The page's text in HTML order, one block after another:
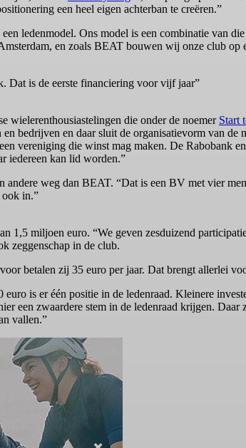
een heel eigen achterban te creëren.”
ledenmodel. Ons model is een combinatie van die
en zoals BEAT bouwen wij onze club op
Dat is de eerste financiering voor vijf jaar”
wielerenthousiastelingen die onder de noemer Start
bedrijven en daar sluit de organisatievorm van
vereniging die winst mag maken. De Rabobank
iedereen kan lid worden.”
weg dan BEAT. “Dat is een BV met vier
ook in.”
1,5 miljoen euro. “We geven zesduizend
zeggenschap in de club.
betalen zij 35 euro per jaar. Dat brengt allerlei
is er één positie in de ledenraad. Kleinere
een zwaardere stem in de ledenraad krijgen.
vallen.”